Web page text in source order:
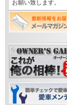
お願い致します。